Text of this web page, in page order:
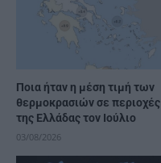
Ποια ήταν η μέση τιμή των
θερμοκρασιών σε περιοχές
της Ελλάδας τον Ιούλιο
03/08/2026